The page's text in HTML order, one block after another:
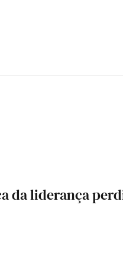
da liderança